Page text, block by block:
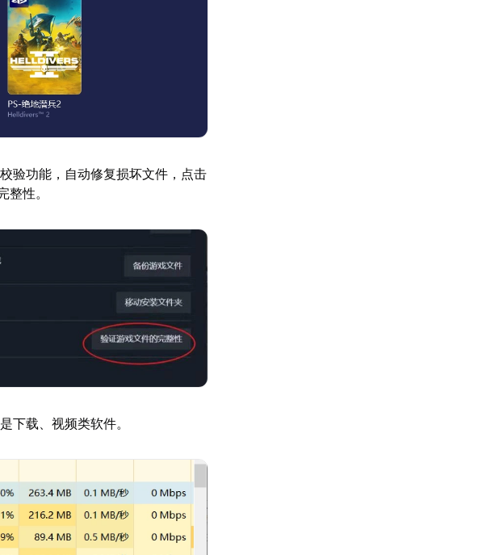
验功能，自动修复损坏文件，点击
性。
下载、视频类软件。